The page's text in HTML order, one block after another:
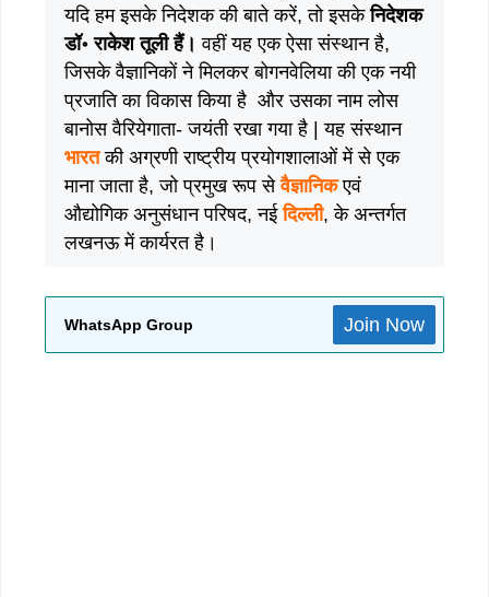
यदि हम इसके निदेशक की बाते करें, तो इसकेनिदेशक
डॉ॰ राकेश तूली हैं। वहीं यह एक ऐसा संस्थान है,
जिसके वैज्ञानिकों ने मिलकर बोगनवेलिया की एक नयी
प्रजाति का विकास किया है और उसका नाम लोस
बानोस वैरियेगाता- जयंती रखा गया है | यह संस्थान
भारतकी अग्रणी राष्ट्रीय प्रयोगशालाओं में से एक
माना जाता है, जो प्रमुख रूप सेवैज्ञानिकएवं
औद्योगिक अनुसंधान परिषद, नईदिल्ली, के अन्तर्गत
लखनऊ में कार्यरत है।
WhatsApp Group Join Now